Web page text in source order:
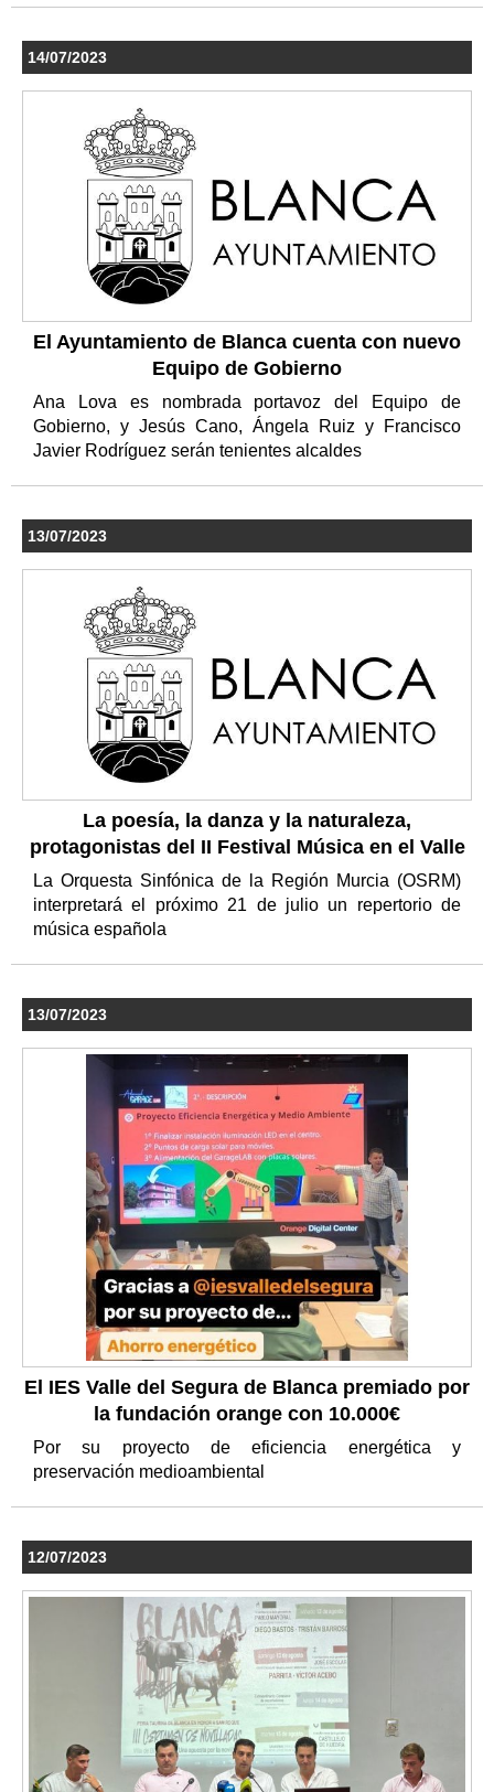
14/07/2023
El Ayuntamiento de Blanca cuenta con nuevo
Equipo de Gobierno
Ana Lova es nombrada portavoz del Equipo de
Gobierno, y Jesús Cano, Ángela Ruiz y Francisco
Javier Rodríguez serán tenientes alcaldes
13/07/2023
La poesía, la danza y la naturaleza,
protagonistas del II Festival Música en el Valle
La Orquesta Sinfónica de la Región Murcia (OSRM)
interpretará el próximo 21 de julio un repertorio de
música española
13/07/2023
El IES Valle del Segura de Blanca premiado por
la fundación orange con 10.000€
Por su proyecto de eficiencia energética y
preservación medioambiental
12/07/2023